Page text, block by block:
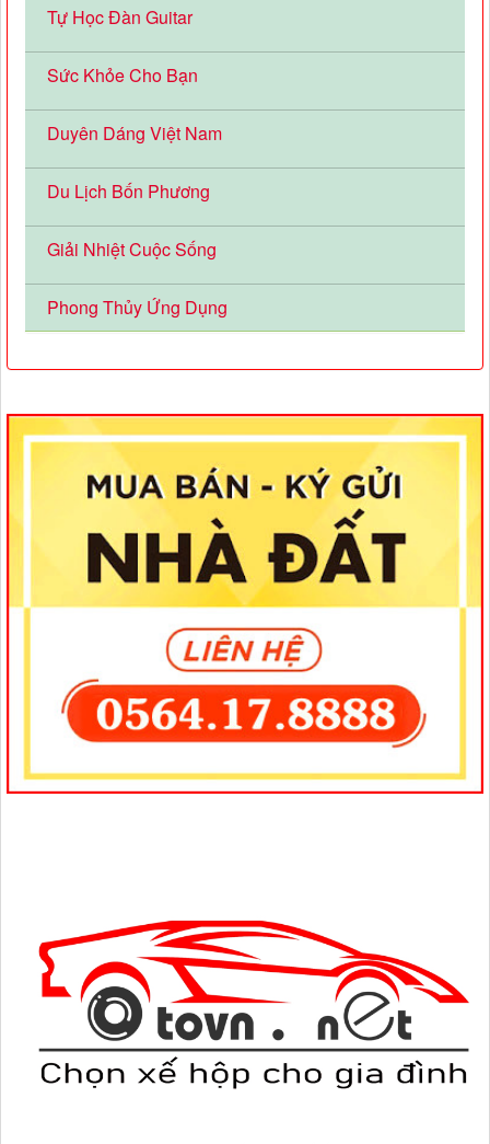
Tự Học Đàn Guitar
Sức Khỏe Cho Bạn
Duyên Dáng Việt Nam
Du Lịch Bốn Phương
Giải Nhiệt Cuộc Sống
Phong Thủy Ứng Dụng